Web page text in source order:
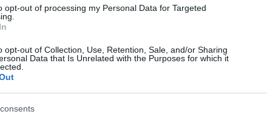
opt-out of processing my Personal Data for Targeted
opt-out of Collection, Use, Retention, Sale, and/or Sharing
Data that Is Unrelated with the Purposes for which it
sur la piste de l’île principale de
et des équipements de télécommunications. Déjà
qui recouvrait la piste de l’aéroport a été